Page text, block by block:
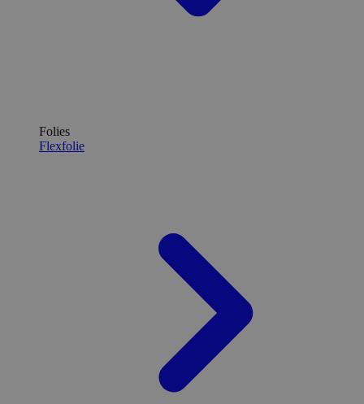
Folies
Flexfolie